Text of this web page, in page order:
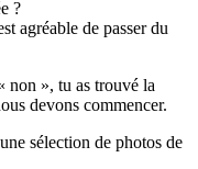
?
agréable de passer du
non », tu as trouvé la
devons commencer.
sélection de photos de